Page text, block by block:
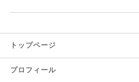
トップページ
プロフィール